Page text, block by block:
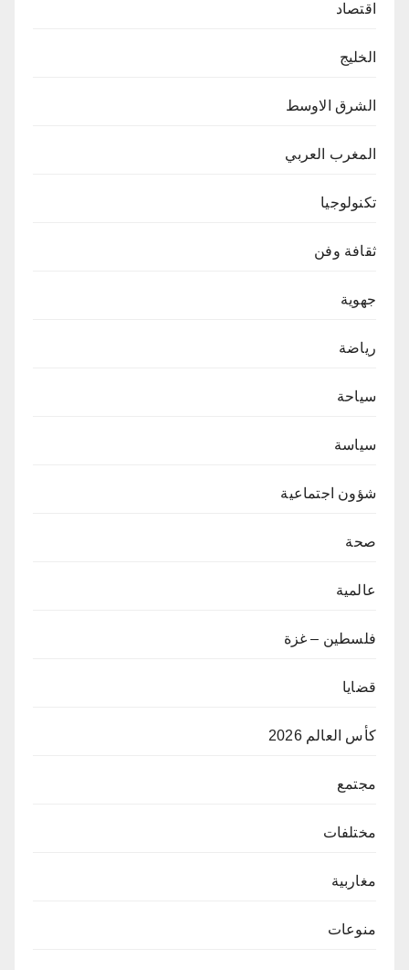
اقتصاد
الخليج
الشرق الاوسط
المغرب العربي
تكنولوجيا
ثقافة وفن
جهوية
رياضة
سياحة
سياسة
شؤون اجتماعية
صحة
عالمية
فلسطين – غزة
قضايا
كأس العالم 2026
مجتمع
مختلفات
مغاربية
منوعات